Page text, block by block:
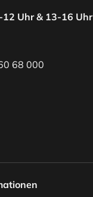
12 Uhr & 13-16 Uhr
68 000